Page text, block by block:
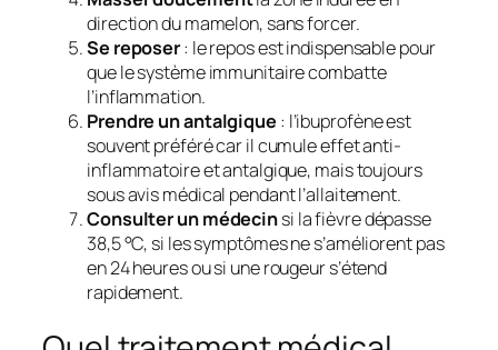
direction du mamelon, sans forcer.
Se reposer: le repos est indispensable pour
que le système immunitaire combatte
l’inflammation.
Prendre un antalgique : l’ibuprofène est
souvent préféré car il cumule effet anti-
inflammatoire et antalgique, mais toujours
sous avis médical pendant l’allaitement.
Consulter un médecinsi la fièvre dépasse
38,5 °C, si les symptômes ne s’améliorent pas
en 24 heures ou si une rougeur s’étend
rapidement.